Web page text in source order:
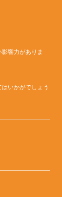
響力がありま
いかがでしょう